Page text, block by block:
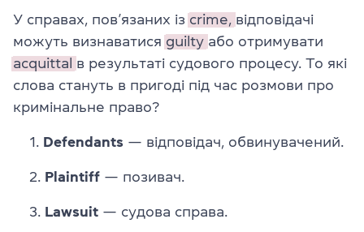
У справах, пов’язаних із crime,
відповідачі
можуть визнаватися guilty або отримувати
acquittal
в результаті судового процесу. То які
слова стануть в пригоді під час розмови про
кримінальне право?
Defendants — відповідач, обвинувачений.
Plaintiff — позивач.
Lawsuit — судова справа.